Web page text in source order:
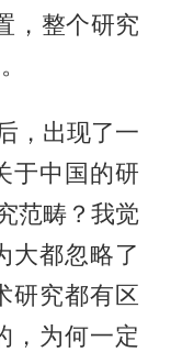
，整个研究
，出现了一
于中国的研
范畴？我觉
大都忽略了
研究都有区
，为何一定